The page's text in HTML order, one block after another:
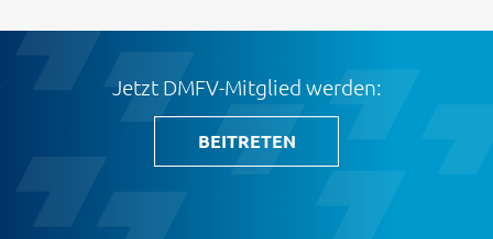
Jetzt DMFV-Mitglied werden:
BEITRETEN